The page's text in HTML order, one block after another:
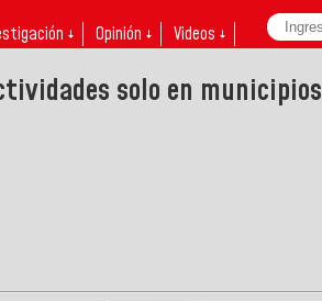
↓ Opinión ↓ Videos ↓
solo en municipios